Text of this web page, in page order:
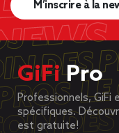
M’inscrire à la
GiFiPro
Professionnels, GiFi
spécifiques.
est gratuite!